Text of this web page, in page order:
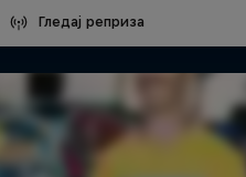
Гледај реприза